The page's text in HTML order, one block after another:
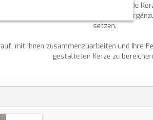
Ihrer Kerzen bieten wir passende
oder klassisch – finden Sie die ideale
setzen.
mit Ihnen zusammenzuarbeiten und Ihre
gestalteten Kerze zu